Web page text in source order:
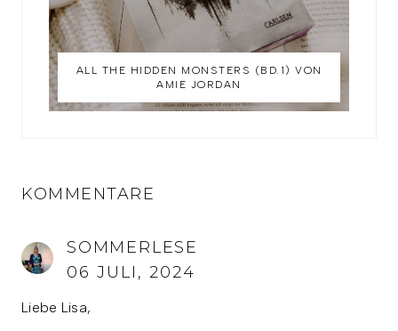
ALL THE HIDDEN MONSTERS (BD.1) VON
AMIE JORDAN
KOMMENTARE
SOMMERLESE
06 JULI, 2024
Liebe Lisa,